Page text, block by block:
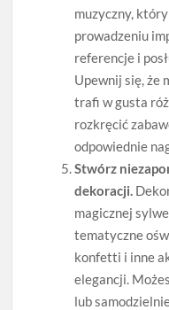
muzyczny,
prowadzeniu
referencje i
Upewnij się, że
trafi w gusta
rozkręcić
odpowiednie
Stwórz
dekoracji.
magicznej
tematyczne
konfetti i inne
elegancji.
lub